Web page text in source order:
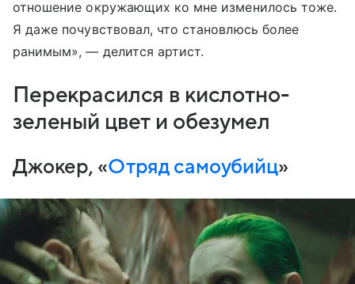
отношение окружающих ко мне изменилось тоже.
Я даже почувствовал, что становлюсь более
ранимым», — делится артист.
Перекрасился в кислотно-
зеленый цвет и обезумел
Джокер, «Отряд самоубийц»